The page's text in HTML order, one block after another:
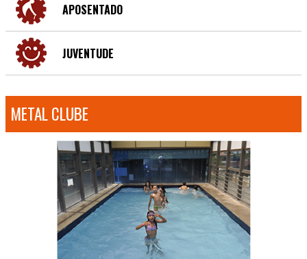
APOSENTADO
JUVENTUDE
METAL CLUBE